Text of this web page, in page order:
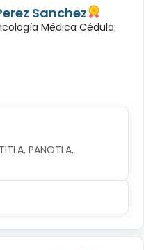
Sanchez
Médica Cédula:
PANOTLA,